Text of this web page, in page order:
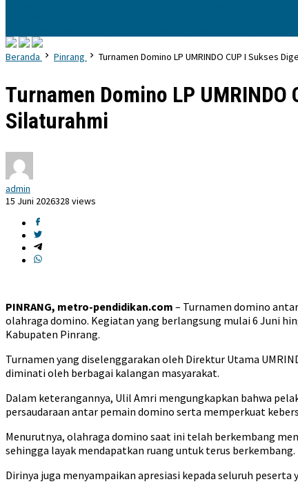
Beranda Pinrang Turnamen Domino LP UMRINDO CUP I Sukses
Turnamen Domino LP
Silaturahmi
admin
15 Juni 2026328 views
PINRANG, metro-pendidikan.com – Turnamen domino
olahraga domino. Kegiatan yang berlangsung mulai 6 Juni
Kabupaten Pinrang.
Turnamen yang diselenggarakan oleh Direktur Utama
diminati oleh berbagai kalangan masyarakat.
Dalam keterangannya, Ulil Amri mengungkapkan bahwa
persaudaraan antar pemain domino serta memperkuat
Menurutnya, olahraga domino saat ini telah berkembang
sehingga layak mendapatkan ruang untuk terus berkembang.
Dirinya juga menyampaikan apresiasi kepada seluruh